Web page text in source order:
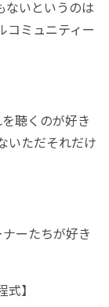
ないというのは
コミュニティー
聴くのが好き
いただそれだけ
ーたちが好き
】